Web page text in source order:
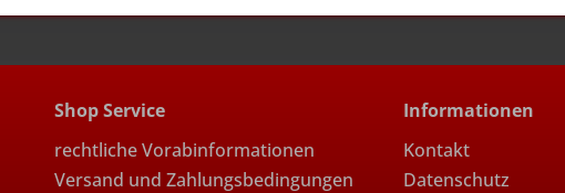
Shop Service
rechtliche Vorabinformationen
Versand und Zahlungsbedingungen
Informationen
Kontakt
Datenschutz